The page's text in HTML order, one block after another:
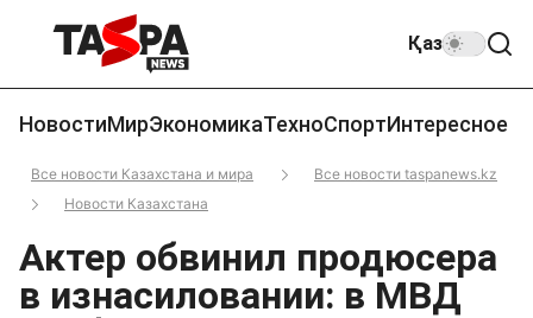
Қаз
НовостиМирЭкономикаТехноСпортИнтересное
Все новости Казахстана и мира
Все новости taspanews.kz
Новости Казахстана
Актер обвинил продюсера
в изнасиловании: в МВД